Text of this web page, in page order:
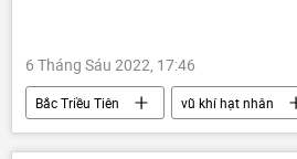
6 Tháng Sáu 2022, 17:46
Bắc Triều Tiên
vũ khí hạt nhân
thử nghiệm hạt nhân
Thế giới